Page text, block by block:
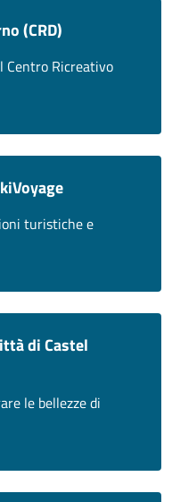
(CRD)
Centro Ricreativo
turistiche e
di Castel
le bellezze di